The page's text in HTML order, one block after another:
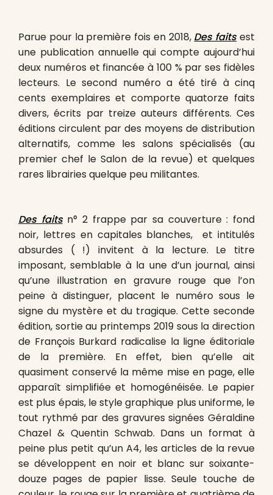
Parue pour la première fois en 2018, Des faitsest
une publication annuelle qui compte aujourd’hui
deux numéros et financée à 100 % par ses fidèles
lecteurs. Le second numéro a été tiré à cinq
cents exemplaires et comporte quatorze faits
divers, écrits par treize auteurs différents. Ces
éditions circulent par des moyens de distribution
alternatifs, comme les salons spécialisés (au
premier chef le Salon de la revue) et quelques
rares librairies quelque peu militantes.
Des faitsn° 2 frappe par sa couverture : fond
noir, lettres en capitales blanches, et intitulés
absurdes ( !) invitent à la lecture. Le titre
imposant, semblable à la une d’un journal, ainsi
qu’une illustration en gravure rouge que l’on
peine à distinguer, placent le numéro sous le
signe du mystère et du tragique. Cette seconde
édition, sortie au printemps 2019 sous la direction
de François Burkard radicalise la ligne éditoriale
de la première. En effet, bien qu’elle ait
quasiment conservé la même mise en page, elle
apparaît simplifiée et homogénéisée. Le papier
est plus épais, le style graphique plus uniforme, le
tout rythmé par des gravures signées Géraldine
Chazel & Quentin Schwab. Dans un format à
peine plus petit qu’un A4, les articles de la revue
se développent en noir et blanc sur soixante-
douze pages de papier lisse. Seule touche de